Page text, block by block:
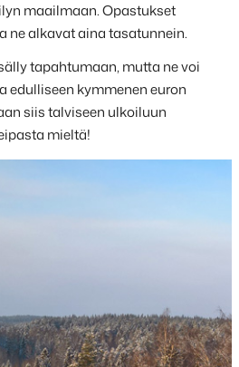
maailmaan. Opastukset
ne alkavat aina tasatunnein.
tapahtumaan, mutta ne voi
edulliseen kymmenen euron
siis talviseen ulkoiluun
mieltä!